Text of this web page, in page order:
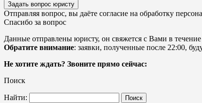
Задать вопрос юристу
Отправляя вопрос, вы даёте согласие на обработку
Спасибо за вопрос
Данные отправлены юристу, он свяжется с Вами в
Обратите внимание: заявки, полученные после 22:00,
Не хотите ждать? Звоните прямо сейчас:
Поиск
Найти: